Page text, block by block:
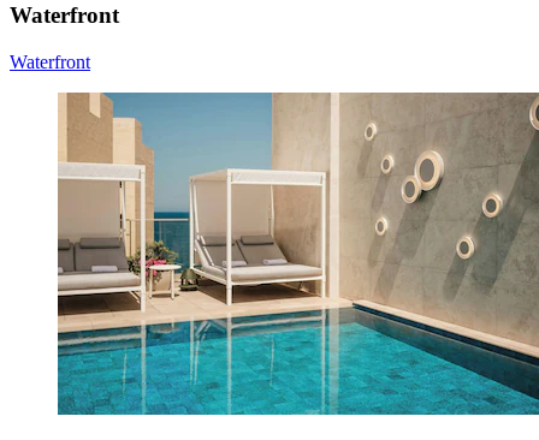
Waterfront
Waterfront